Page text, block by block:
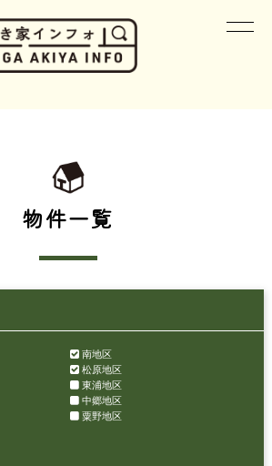
物件一覧
南地区
松原地区
東浦地区
中郷地区
粟野地区